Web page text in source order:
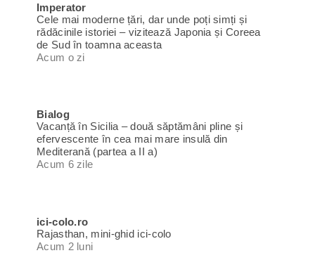
Imperator
Cele mai moderne țări, dar unde poți simți și
rădăcinile istoriei – vizitează Japonia și Coreea
de Sud în toamna aceasta
Acum o zi
Bialog
Vacanță în Sicilia – două săptămâni pline și
efervescente în cea mai mare insulă din
Mediterană (partea a II a)
Acum 6 zile
ici-colo.ro
Rajasthan, mini-ghid ici-colo
Acum 2 luni